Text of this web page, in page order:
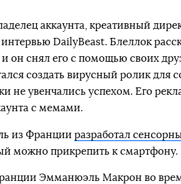
аккаунта, креативный
DailyBeast. Блеллок
он снял его с помощью своих
создать вирусный ролик для
не увенчались успехом. Его
с мемами.
из Франции разработал
можно прикрепить к смартфону.
Эмманюэль Макрон во